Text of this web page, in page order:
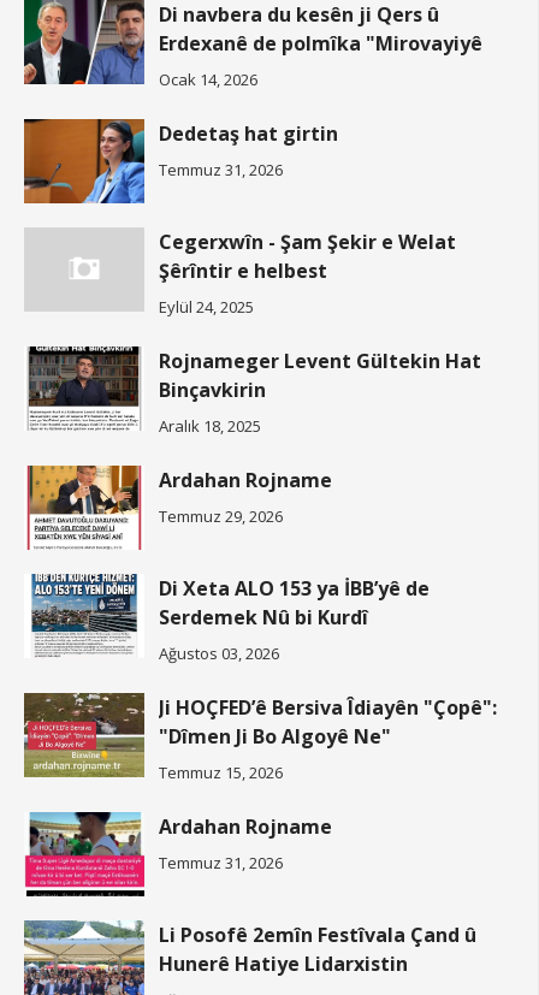
Di navbera du kesên ji Qers û
Erdexanê de polmîka "Mirovayiyê
Ocak 14, 2026
Dedetaş hat girtin
Temmuz 31, 2026
Cegerxwîn - Şam Şekir e Welat
Şêrîntir e helbest
Eylül 24, 2025
Rojnameger Levent Gültekin Hat
Binçavkirin
Aralık 18, 2025
Ardahan Rojname
Temmuz 29, 2026
Di Xeta ALO 153 ya İBB’yê de
Serdemek Nû bi Kurdî
Ağustos 03, 2026
Ji HOÇFED’ê Bersiva Îdiayên "Çopê":
"Dîmen Ji Bo Algoyê Ne"
Temmuz 15, 2026
Ardahan Rojname
Temmuz 31, 2026
Li Posofê 2emîn Festîvala Çand û
Hunerê Hatiye Lidarxistin